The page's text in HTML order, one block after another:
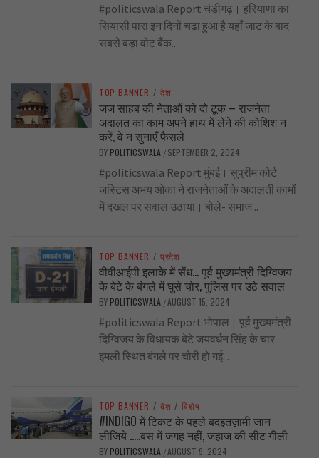
#politicswala Report चंडीगढ़। हरियाणा का
सियासी पारा इन दिनों चढ़ा हुआ है यहाँ जाट के बाद
सबसे बड़ा वोट बैंक...
TOP BANNER / देश
जज साहब की नेताओं को दो टूक – राजनेता
अदालत का काम अपने हाथ में लेने की कोशिश न
करें, वे न सुनाएँ फैसले
BY POLITICSWALA / SEPTEMBER 2, 2024
#politicswala Report मुंबई। सुप्रीम कोर्ट
जस्टिस अभय ओका ने राजनेताओं के अदालती कामों
में दखल पर सवाल उठाया। बोले- समाज...
TOP BANNER / प्रदेश
वीवीआईपी इलाके में सेंध… पूर्व मुख्यमंत्री दिग्विजय
के बेटे के बंगले में घुसे चोर, पुलिस पर उठे सवाल
BY POLITICSWALA /AUGUST 15, 2024
#politicswala Report भोपाल। पूर्व मुख्यमंत्री
दिग्विजय के विधायक बेटे जयवर्धन सिंह के चार
इमली स्थित बंगले पर चोरी हो गई...
TOP BANNER / देश / विशेष
#INDIGO में टिकट के पहले बदइंतज़ामी जान
लीजिये …..बस में जगह नहीं, जहाज की सीट गीली
BY POLITICSWALA /AUGUST 9, 2024